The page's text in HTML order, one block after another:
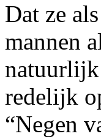
Dat ze
mannen
natuurlijk
redelijk
“Negen